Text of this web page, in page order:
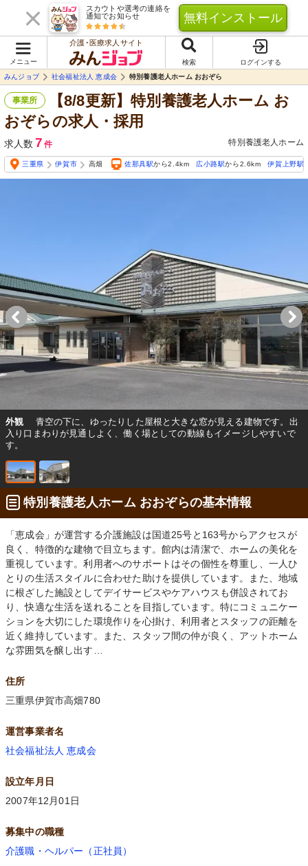
スカウトや選考の連絡を
通知でお知らせ
無料インストール
メニュー
介護･医療求人サイト
検索
ログインする
みんジョブ
社会福祉法人 恵成会 特別養護老人ホーム おおぞら
事業所
【8/8更新】特別養護老人ホーム お
おぞらの求人・採用
求人数 7 件 特別養護老人ホーム
三重県 伊賀市 高畑 佐那具駅から2.4km 広小路駅から2.6km 伊賀上野駅
外観
青空の下に、ゆったりした屋根と大きな窓が見える建物です。出
入り口まわりが見通しよく、働く場としての動線もイメージしやすいで
す。
特別養護老人ホーム おおぞらの基本情報
「恵成会」が運営する介護施設は国道25号と163号からアクセスが
良く、特徴的な建物で目立ちます。館内は清潔で、ホームの美化を
重視しています。利用者へのサポートはその個性を尊重し、一人ひ
とりの生活スタイルに合わせた助けを提供しています。また、地域
に根ざした施設としてデイサービスやケアハウスも併設されてお
り、快適な生活を送れることを目指しています。特にコミュニケー
ションを大切にした環境作りを心掛け、利用者とスタッフの距離を
近く維持しています。また、スタッフ間の仲が良く、アットホーム
な雰囲気を醸し出す…
住所
三重県伊賀市高畑780
運営事業者名
社会福祉法人 恵成会
設立年月日
2007年12月01日
募集中の職種
介護職・ヘルパー（正社員）